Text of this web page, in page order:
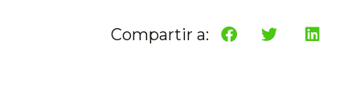
Compartir a: